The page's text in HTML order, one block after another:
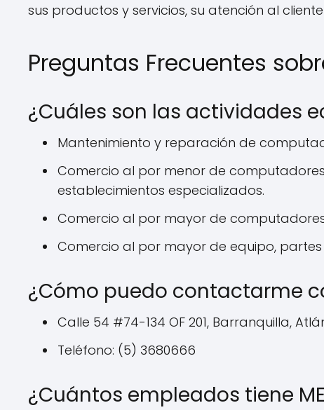
sus productos y servicios, su atención al
Preguntas Frecuentes
¿Cuáles son las actividades
Mantenimiento y reparación de
Comercio al por menor de
establecimientos especializados.
Comercio al por mayor de
Comercio al por mayor de equipo,
¿Cómo puedo contactarme
Calle 54 #74-134 OF 201, Barranquilla,
Teléfono: (5) 3680666
¿Cuántos empleados tiene